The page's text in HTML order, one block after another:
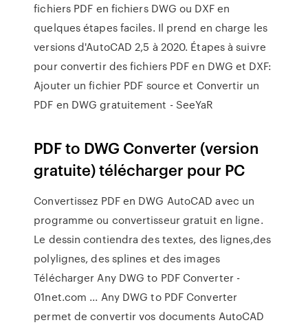
fichiers PDF en fichiers DWG ou DXF en
quelques étapes faciles. Il prend en charge les
versions d'AutoCAD 2,5 à 2020. Étapes à suivre
pour convertir des fichiers PDF en DWG et DXF:
Ajouter un fichier PDF source et Convertir un
PDF en DWG gratuitement - SeeYaR
PDF to DWG Converter (version
gratuite) télécharger pour PC
Convertissez PDF en DWG AutoCAD avec un
programme ou convertisseur gratuit en ligne.
Le dessin contiendra des textes, des lignes,des
polylignes, des splines et des images
Télécharger Any DWG to PDF Converter -
01net.com ... Any DWG to PDF Converter
permet de convertir vos documents AutoCAD